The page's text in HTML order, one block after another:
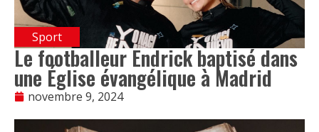
Sport
Le footballeur Endrick baptisé dans
une Église évangélique à Madrid
novembre 9, 2024